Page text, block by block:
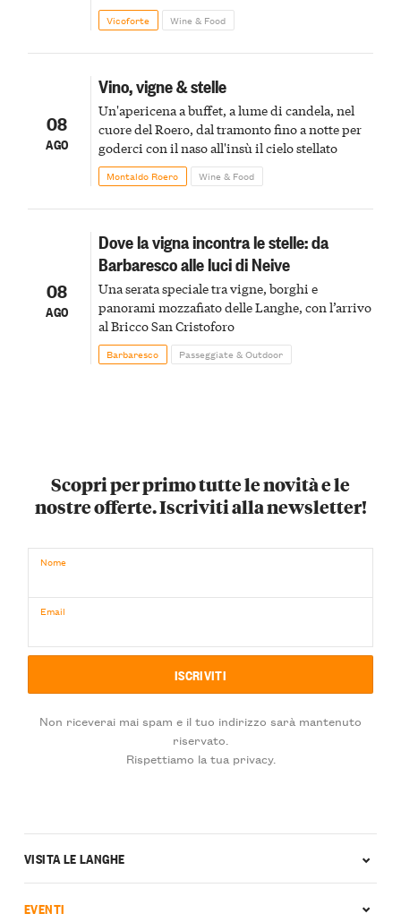
Vicoforte Wine & Food
08
AGO
Vino, vigne & stelle
Un'apericena a buffet, a lume di candela, nel
cuore del Roero, dal tramonto fino a notte per
goderci con il naso all'insù il cielo stellato
Montaldo Roero Wine & Food
08
AGO
Dove la vigna incontra le stelle: da
Barbaresco alle luci di Neive
Una serata speciale tra vigne, borghi e
panorami mozzafiato delle Langhe, con l’arrivo
al Bricco San Cristoforo
Barbaresco Passeggiate & Outdoor
Scopri per primo tutte le novità e le
nostre offerte. Iscriviti alla newsletter!
Nome
Email
Non riceverai mai spam e il tuo indirizzo sarà mantenuto
riservato.
Rispettiamo la tua privacy.
VISITA LE LANGHE
EVENTI